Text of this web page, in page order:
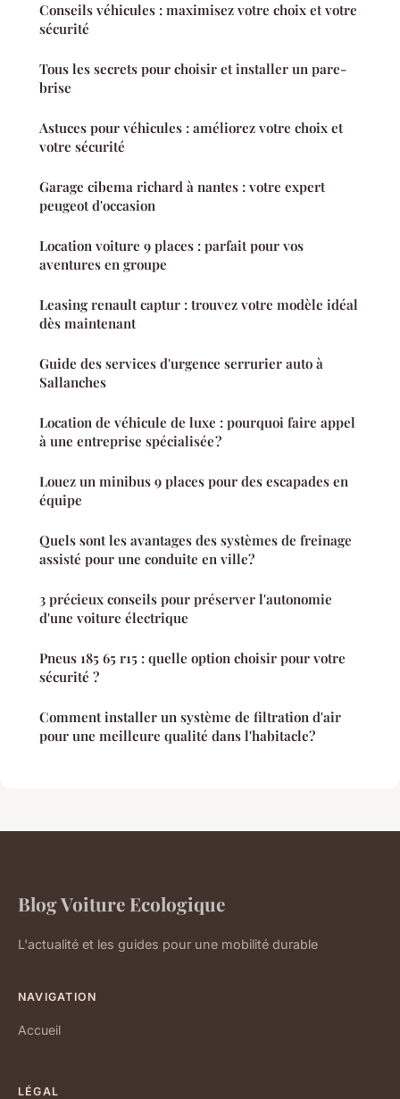
Conseils véhicules : maximisez votre choix et votre
sécurité
Tous les secrets pour choisir et installer un pare-
brise
Astuces pour véhicules : améliorez votre choix et
votre sécurité
Garage cibema richard à nantes : votre expert
peugeot d'occasion
Location voiture 9 places : parfait pour vos
aventures en groupe
Leasing renault captur : trouvez votre modèle idéal
dès maintenant
Guide des services d'urgence serrurier auto à
Sallanches
Location de véhicule de luxe : pourquoi faire appel
à une entreprise spécialisée ?
Louez un minibus 9 places pour des escapades en
équipe
Quels sont les avantages des systèmes de freinage
assisté pour une conduite en ville?
3 précieux conseils pour préserver l'autonomie
d'une voiture électrique
Pneus 185 65 r15 : quelle option choisir pour votre
sécurité ?
Comment installer un système de filtration d'air
pour une meilleure qualité dans l'habitacle?
Blog Voiture Ecologique
L'actualité et les guides pour une mobilité durable
NAVIGATION
Accueil
LÉGAL